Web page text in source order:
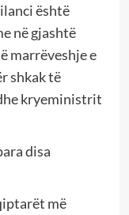
është
në gjashtë
marrëveshje e
shkak të
kryeministrit
disa
më